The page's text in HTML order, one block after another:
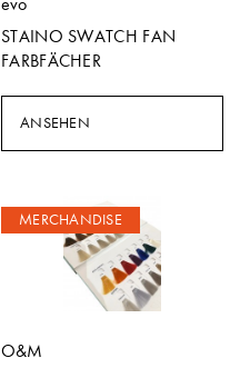
STAINO SWATCH FAN
FARBFÄCHER
ANSEHEN
MERCHANDISE
O&M